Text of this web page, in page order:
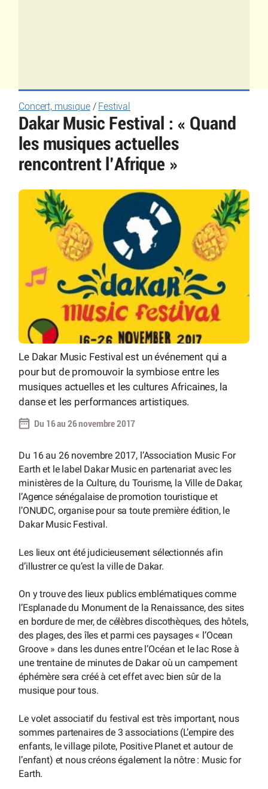
Concert, musique/ Festival
Dakar Music Festival : « Quand
les musiques actuelles
rencontrent l’Afrique »
Le Dakar Music Festival est un événement qui a
pour but de promouvoir la symbiose entre les
musiques actuelles et les cultures Africaines, la
danse et les performances artistiques.
Du 16 au 26 novembre 2017
Du 16 au 26 novembre 2017, l’Association Music For
Earth et le label Dakar Music en partenariat avec les
ministères de la Culture, du Tourisme, la Ville de Dakar,
l’Agence sénégalaise de promotion touristique et
l’ONUDC, organise pour sa toute première édition, le
Dakar Music Festival.
Les lieux ont été judicieusement sélectionnés afin
d’illustrer ce qu’est la ville de Dakar.
On y trouve des lieux publics emblématiques comme
l’Esplanade du Monument de la Renaissance, des sites
en bordure de mer, de célèbres discothèques, des hôtels,
des plages, des îles et parmi ces paysages « l’Ocean
Groove » dans les dunes entre l’Océan et le lac Rose à
une trentaine de minutes de Dakar où un campement
éphémère sera créé à cet effet avec bien sûr de la
musique pour tous.
Le volet associatif du festival est très important, nous
sommes partenaires de 3 associations (L’empire des
enfants, le village pilote, Positive Planet et autour de
l’enfant) et nous créons également la nôtre : Music for
Earth.